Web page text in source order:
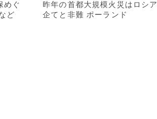
めぐ
ど
昨年の首都大規模火災はロシア
企てと非難 ポーランド